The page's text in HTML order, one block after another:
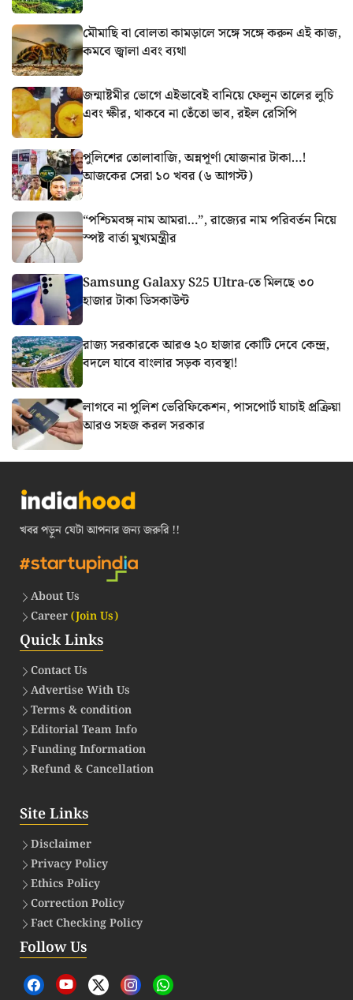
মৌমাছি বা বোলতা কামড়ালে সঙ্গে সঙ্গে করুন এই কাজ,
কমবে জ্বালা এবং ব্যথা
জন্মাষ্টমীর ভোগে এইভাবেই বানিয়ে ফেলুন তালের লুচি
এবং ক্ষীর, থাকবে না তেঁতো ভাব, রইল রেসিপি
পুলিশের তোলাবাজি, অন্নপূর্ণা যোজনার টাকা…!
আজকের সেরা ১০ খবর (৬ আগস্ট)
“পশ্চিমবঙ্গ নাম আমরা…”, রাজ্যের নাম পরিবর্তন নিয়ে
স্পষ্ট বার্তা মুখ্যমন্ত্রীর
Samsung Galaxy S25 Ultra-তে মিলছে ৩০
হাজার টাকা ডিসকাউন্ট
রাজ্য সরকারকে আরও ২০ হাজার কোটি দেবে কেন্দ্র,
বদলে যাবে বাংলার সড়ক ব্যবস্থা!
লাগবে না পুলিশ ভেরিফিকেশন, পাসপোর্ট যাচাই প্রক্রিয়া
আরও সহজ করল সরকার
খবর পড়ুন যেটা আপনার জন্য জরুরি !!
About Us
Career(Join Us)
Quick Links
Contact Us
Advertise With Us
Terms & condition
Editorial Team Info
Funding Information
Refund & Cancellation
Site Links
Disclaimer
Privacy Policy
Ethics Policy
Correction Policy
Fact Checking Policy
Follow Us